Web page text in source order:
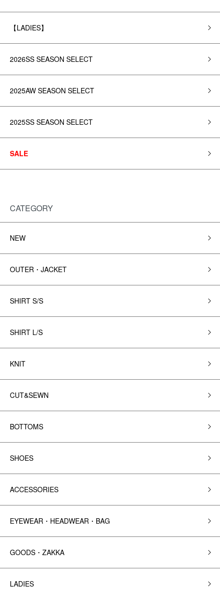
【LADIES】
2026SS SEASON SELECT
2025AW SEASON SELECT
2025SS SEASON SELECT
SALE
CATEGORY
NEW
OUTER・JACKET
SHIRT S/S
SHIRT L/S
KNIT
CUT&SEWN
BOTTOMS
SHOES
ACCESSORIES
EYEWEAR・HEADWEAR・BAG
GOODS・ZAKKA
LADIES